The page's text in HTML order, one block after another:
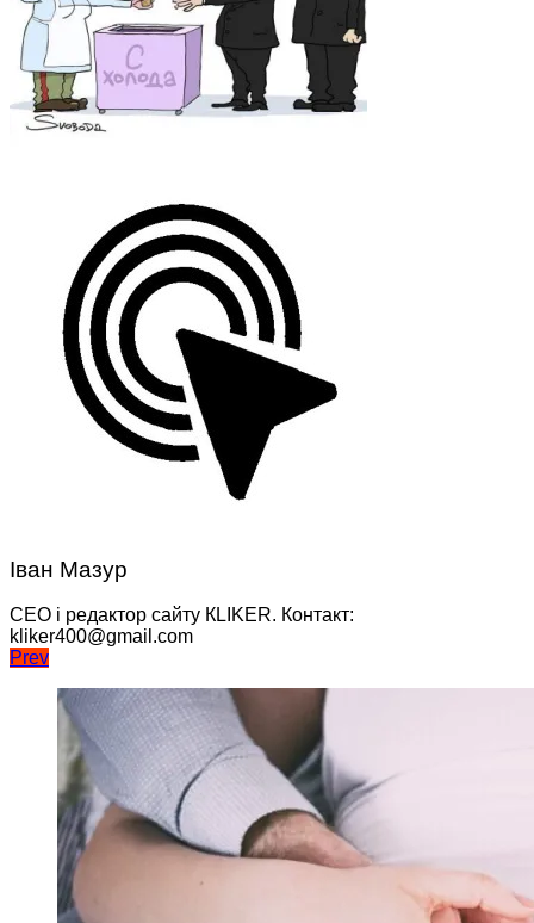
Іван Мазур
CEO і редактор сайту КLIKER. Контакт:
kliker400@gmail.com
Навігація
записів
Prev